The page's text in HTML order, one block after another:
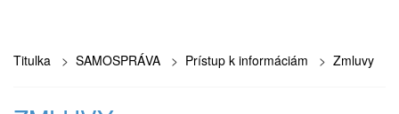
Titulka > SAMOSPRÁVA > Prístup k informáciám > Zmluvy